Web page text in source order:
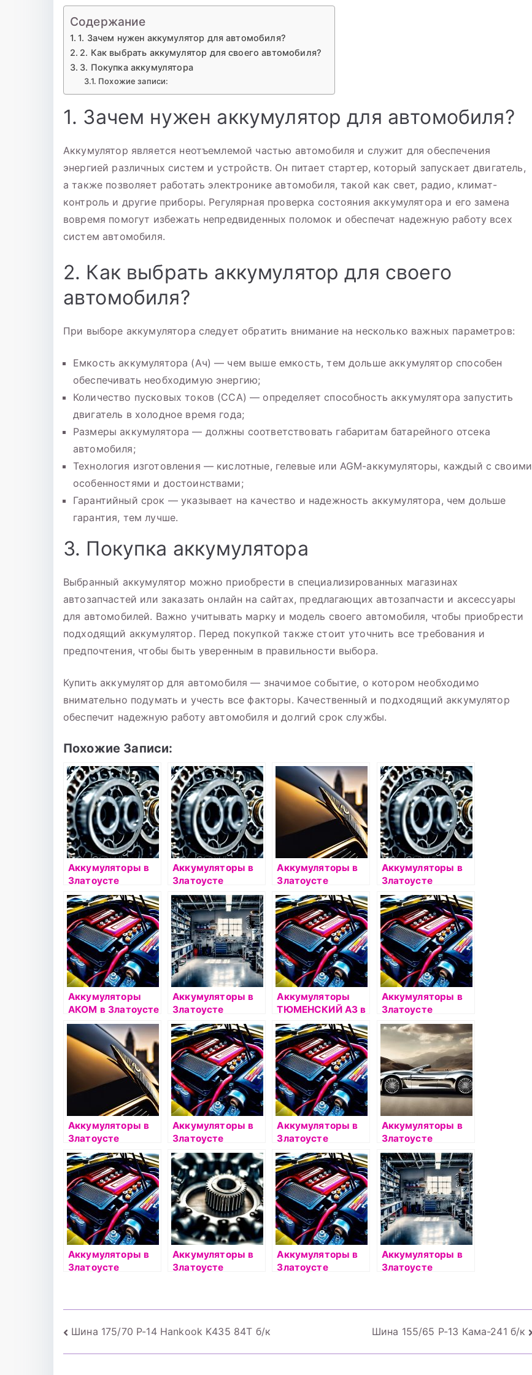
Содержание
1. Зачем нужен аккумулятор для автомобиля?
2. Как выбрать аккумулятор для своего автомобиля?
3. Покупка аккумулятора
Похожие записи:
1. Зачем нужен аккумулятор для автомобиля?
Аккумулятор является неотъемлемой частью автомобиля и служит для обеспечения
энергией различных систем и устройств. Он питает стартер, который запускает двигатель,
а также позволяет работать электронике автомобиля, такой как свет, радио, климат-
контроль и другие приборы. Регулярная проверка состояния аккумулятора и его замена
вовремя помогут избежать непредвиденных поломок и обеспечат надежную работу всех
систем автомобиля.
2. Как выбрать аккумулятор для своего
автомобиля?
При выборе аккумулятора следует обратить внимание на несколько важных параметров:
Емкость аккумулятора (Ач) — чем выше емкость, тем дольше аккумулятор способен
обеспечивать необходимую энергию;
Количество пусковых токов (ССА) — определяет способность аккумулятора запустить
двигатель в холодное время года;
Размеры аккумулятора — должны соответствовать габаритам батарейного отсека
автомобиля;
Технология изготовления — кислотные, гелевые или AGM-аккумуляторы, каждый с своими
особенностями и достоинствами;
Гарантийный срок — указывает на качество и надежность аккумулятора, чем дольше
гарантия, тем лучше.
3. Покупка аккумулятора
Выбранный аккумулятор можно приобрести в специализированных магазинах
автозапчастей или заказать онлайн на сайтах, предлагающих автозапчасти и аксессуары
для автомобилей. Важно учитывать марку и модель своего автомобиля, чтобы приобрести
подходящий аккумулятор. Перед покупкой также стоит уточнить все требования и
предпочтения, чтобы быть уверенным в правильности выбора.
Купить аккумулятор для автомобиля — значимое событие, о котором необходимо
внимательно подумать и учесть все факторы. Качественный и подходящий аккумулятор
обеспечит надежную работу автомобиля и долгий срок службы.
Похожие Записи:
Аккумуляторы в
Златоусте
Аккумуляторы в
Златоусте
Аккумуляторы в
Златоусте
Аккумуляторы в
Златоусте
Аккумуляторы
АКОМ в Златоусте
Аккумуляторы в
Златоусте
Аккумуляторы
ТЮМЕНСКИЙ АЗ в
Златоусте
Аккумуляторы в
Златоусте
Аккумуляторы в
Златоусте
Аккумуляторы в
Златоусте
Аккумуляторы в
Златоусте
Аккумуляторы в
Златоусте
Аккумуляторы в
Златоусте
Аккумуляторы в
Златоусте
Аккумуляторы в
Златоусте
Аккумуляторы в
Златоусте
Навигация
по
Шина 175/70 Р-14 Hankook K435 84Т б/к Шина 155/65 Р-13 Кама-241 б/к